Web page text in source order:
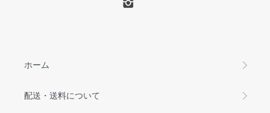
ホーム
配送・送料について